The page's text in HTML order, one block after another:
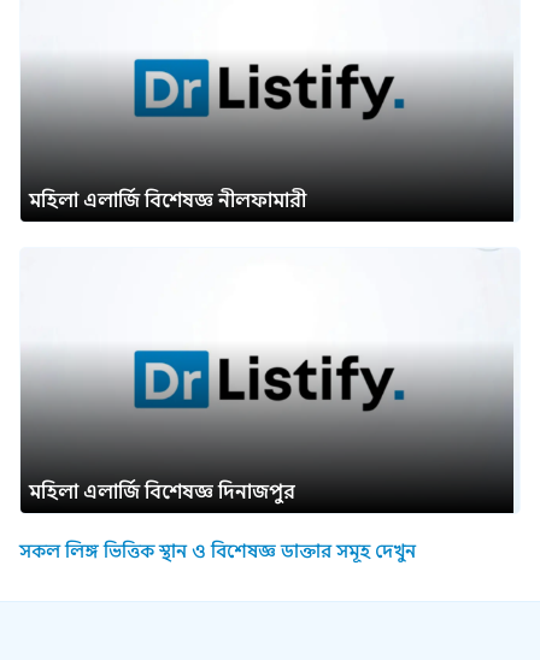
মহিলা এলার্জি বিশেষজ্ঞ নীলফামারী
মহিলা এলার্জি বিশেষজ্ঞ দিনাজপুর
সকল লিঙ্গ ভিত্তিক স্থান ও বিশেষজ্ঞ ডাক্তার সমূহ দেখুন